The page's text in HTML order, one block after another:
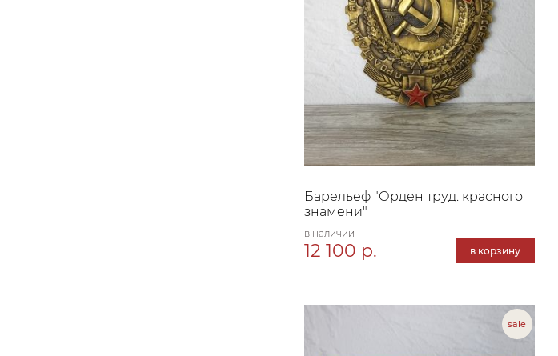
Барельеф "Орден труд. красного
знамени"
в наличии
12 100 р. в корзину